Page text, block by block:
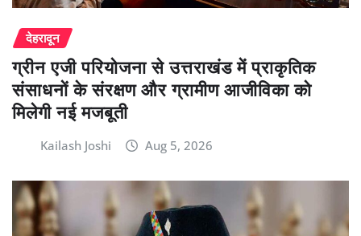
देहरादून
ग्रीन एजी परियोजना से उत्तराखंड में प्राकृतिक
संसाधनों के संरक्षण और ग्रामीण आजीविका को
मिलेगी नई मजबूती
Kailash Joshi Aug 5, 2026